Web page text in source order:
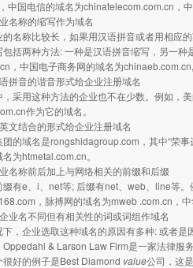
中国电信的域名为chinatelecom.com.cn，
名称的缩写作为域名
的名称比较长，如果用汉语拼音或者用相应
包括两种方法: 一种是汉语拼音缩写，另一
，中国电子商务网的域名为
拼音的谐音形式给企业注册域名
，采用这种方法的企业也不在少数。例如，
作为它的域名。
文结合的形式给企业注册域名
团的域名是rongshidagroup.com，其中“荣
为htmetal.com.cn。
名称前后加上与网络相关的前缀和后缀
缀有e、i、net等; 后缀有net、web、line等
，脉搏网的域名为mweb .com.cn，
业名不同但有相关性的词或词组作域名
下，企业选取这种域名的原因有多种: 或者
& Larson Law Firm是一家法律服
很好的例子是Best Diamond value公司，这